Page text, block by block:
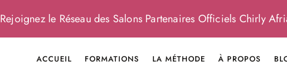
Rejoignez le Réseau des Salons Partenaires Officiels Chirly
ACCUEIL FORMATIONS LA MÉTHODE À PROPOS